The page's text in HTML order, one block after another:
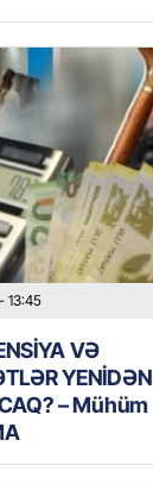
- 13:45
VƏ
YENİDƏN
– Mühüm